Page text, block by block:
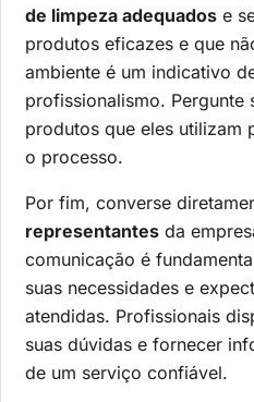
de limpeza adequados e
produtos eficazes e que
ambiente é um indicativo
profissionalismo. Pergunte
produtos que eles utilizam
o processo.
Por fim, converse
representantes da
comunicação é
suas necessidades e
atendidas. Profissionais
suas dúvidas e fornecer
de um serviço confiável.